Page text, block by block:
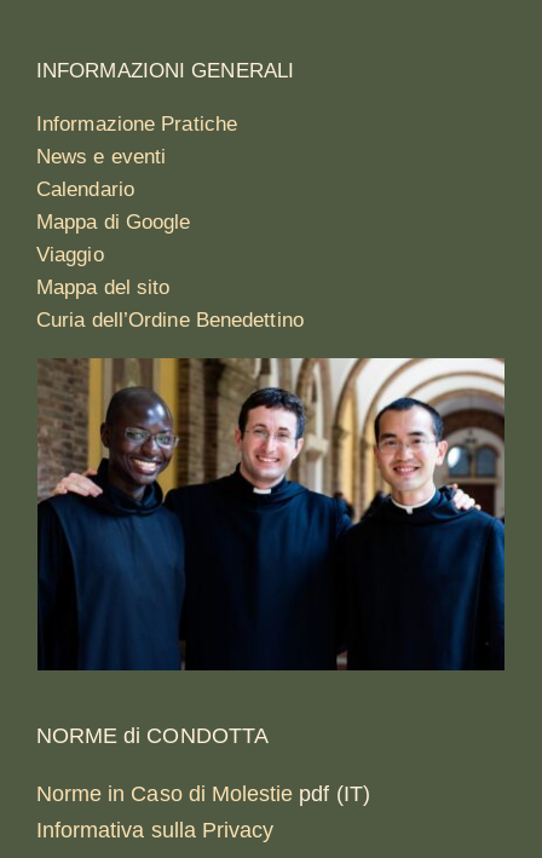
INFORMAZIONI GENERALI
Informazione Pratiche
News e eventi
Calendario
Mappa di Google
Viaggio
Mappa del sito
Curia dell’Ordine Benedettino
NORME di CONDOTTA
Norme in Caso di Molestie pdf (IT)
Informativa sulla Privacy